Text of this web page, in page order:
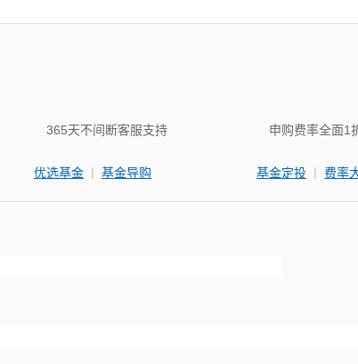
365天不间断客服支持
优选基金 | 基金导购
申购费率全面1
基金定投 | 费率